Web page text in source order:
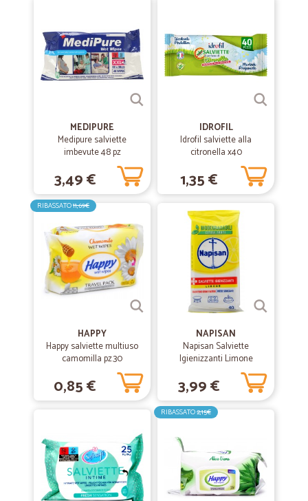
Precisi e puntuali..
Precisi e puntuali... Ottimo
MEDIPURE
Medipure salviette
imbevute 48 pz
3,49 €
IDROFIL
Idrofil salviette alla
citronella x40
1,35 €
RIBASSATO11,69€
HAPPY
Happy salviette multiuso
camomilla pz.30
0,85 €
NAPISAN
Napisan Salviette
Igienizzanti Limone
Biodegradabili 40 pz.
3,99 €
RIBASSATO2,15€